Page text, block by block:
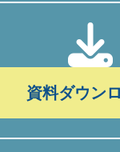
資料ダウン